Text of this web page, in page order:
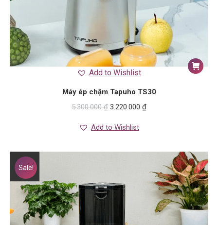
Add to Wishlist
Máy ép chậm Tapuho TS30
5.300.000₫ 3.220.000 ₫
Add to Wishlist
Sale!